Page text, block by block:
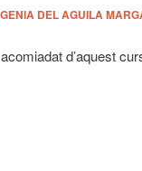
DEL AGUILA
d’aquest